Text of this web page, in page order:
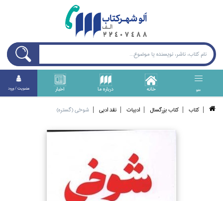
منو خانه درباره ما اخبار عضويت / ورود
كتاب كتاب بزرگسال ادبيات نقد ادبي شوخي (گستره)